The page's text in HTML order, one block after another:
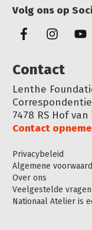
Volg ons op
Contact
Lenthe
7478 RS Hof
Contact
Privacybeleid
Algemene
Over ons
Veelgestelde vragen
Nationaal Atelier is